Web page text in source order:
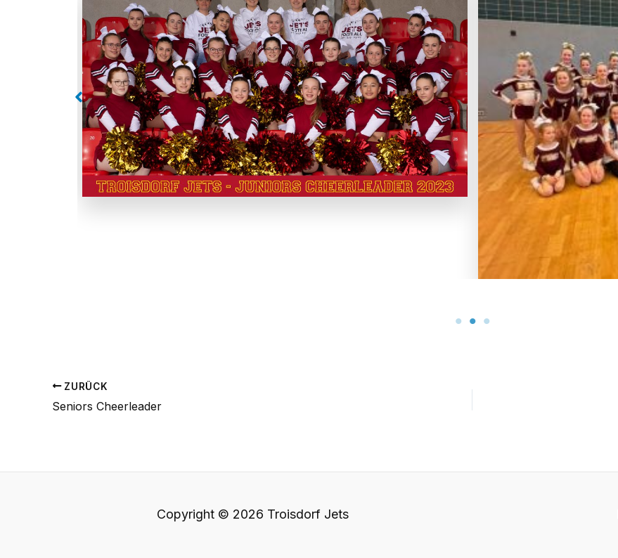
ZURÜCK
Seniors Cheerleader
Copyright © 2026 Troisdorf Jets